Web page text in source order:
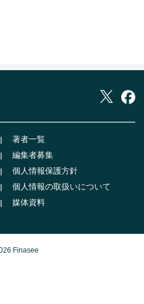
著者一覧
編集者募集
個人情報保護方針
個人情報の取扱いについて
媒体資料
Finasee